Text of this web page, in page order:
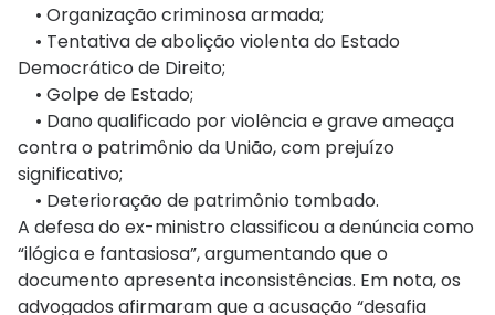
• Organização criminosa armada;
• Tentativa de abolição violenta do Estado
Democrático de Direito;
• Golpe de Estado;
• Dano qualificado por violência e grave ameaça
contra o patrimônio da União, com prejuízo
significativo;
• Deterioração de patrimônio tombado.
A defesa do ex-ministro classificou a denúncia como
“ilógica e fantasiosa”, argumentando que o
documento apresenta inconsistências. Em nota, os
advogados afirmaram que a acusação “desafia